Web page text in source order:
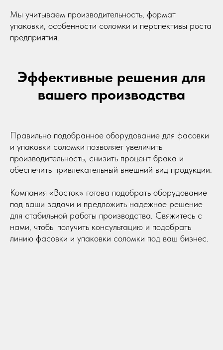
Мы учитываем производительность, формат
упаковки, особенности соломки и перспективы роста
предприятия.
Эффективные решения для
вашего производства
Правильно подобранное оборудование для фасовки
и упаковки соломки позволяет увеличить
производительность, снизить процент брака и
обеспечить привлекательный внешний вид продукции.
Компания «Восток» готова подобрать оборудование
под ваши задачи и предложить надежное решение
для стабильной работы производства. Свяжитесь с
нами, чтобы получить консультацию и подобрать
линию фасовки и упаковки соломки под ваш бизнес.